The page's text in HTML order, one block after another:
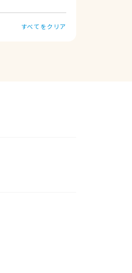
すべてをクリア